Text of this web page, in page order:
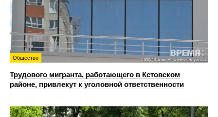
Общество
Трудового мигранта, работающего в Кстовском
районе, привлекут к уголовной ответственности